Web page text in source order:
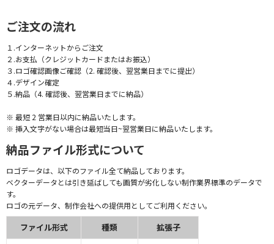
ご注文の流れ
１.インターネットからご注文
２.お支払（クレジットカードまたはお振込）
３.ロゴ確認画像ご確認（2. 確認後、翌営業日までに提出）
４.デザイン確定
５.納品（4. 確認後、翌営業日までに納品）
※ 最短 2 営業日以内に納品いたします。
※ 挿入文字がない場合は最短当日~翌営業日に納品いたします。
納品ファイル形式について
ロゴデータは、以下のファイル全て納品しております。
ベクターデータとは引き延ばしても画質が劣化しない制作業界標準のデータで
す。
ロゴの元データ、制作会社への提供用としてご利用ください。
ファイル形式 種類
拡張子